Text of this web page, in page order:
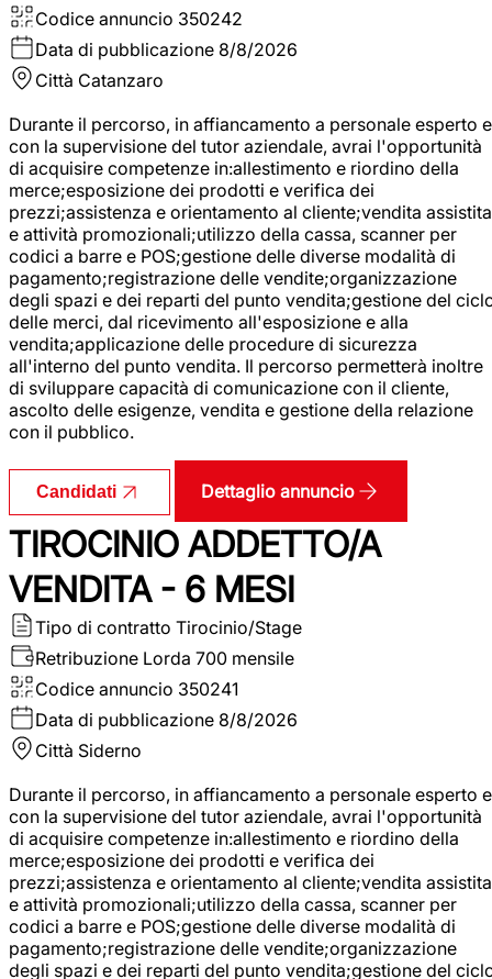
Codice annuncio 350242
Data di pubblicazione 8/8/2026
Città Catanzaro
Durante il percorso, in affiancamento a personale esperto e
con la supervisione del tutor aziendale, avrai l'opportunità
di acquisire competenze in:allestimento e riordino della
merce;esposizione dei prodotti e verifica dei
prezzi;assistenza e orientamento al cliente;vendita assistita
e attività promozionali;utilizzo della cassa, scanner per
codici a barre e POS;gestione delle diverse modalità di
pagamento;registrazione delle vendite;organizzazione
degli spazi e dei reparti del punto vendita;gestione del
delle merci, dal ricevimento all'esposizione e alla
vendita;applicazione delle procedure di sicurezza
all'interno del punto vendita. Il percorso permetterà inoltre
di sviluppare capacità di comunicazione con il cliente,
ascolto delle esigenze, vendita e gestione della relazione
con il pubblico.
Candidati Dettaglio annuncio
TIROCINIO ADDETTO/A
VENDITA - 6 MESI
Tipo di contratto Tirocinio/Stage
Retribuzione Lorda 700 mensile
Codice annuncio 350241
Data di pubblicazione 8/8/2026
Città Siderno
Durante il percorso, in affiancamento a personale esperto e
con la supervisione del tutor aziendale, avrai l'opportunità
di acquisire competenze in:allestimento e riordino della
merce;esposizione dei prodotti e verifica dei
prezzi;assistenza e orientamento al cliente;vendita assistita
e attività promozionali;utilizzo della cassa, scanner per
codici a barre e POS;gestione delle diverse modalità di
pagamento;registrazione delle vendite;organizzazione
degli spazi e dei reparti del punto vendita;gestione del